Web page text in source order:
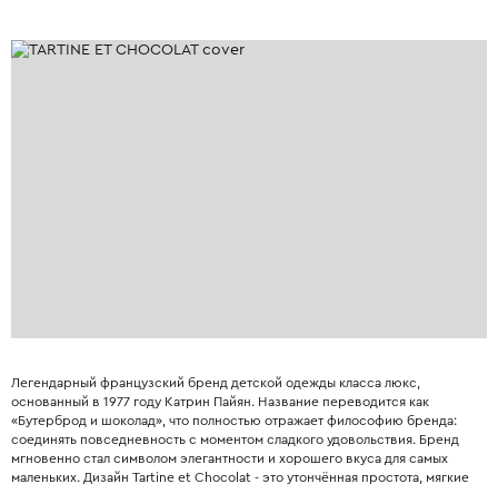
Легендарный французский бренд детской одежды класса люкс,
основанный в 1977 году Катрин Пайян. Название переводится как
«Бутерброд и шоколад», что полностью отражает философию бренда:
соединять повседневность с моментом сладкого удовольствия. Бренд
мгновенно стал символом элегантности и хорошего вкуса для самых
маленьких. Дизайн Tartine et Chocolat - это утончённая простота, мягкие